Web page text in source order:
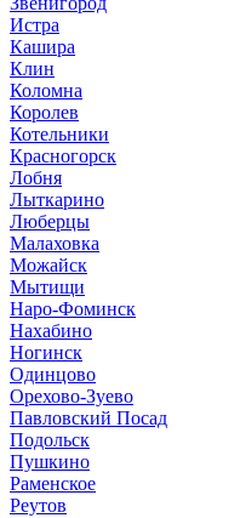
Истра
Кашира
Клин
Коломна
Королев
Котельники
Красногорск
Лобня
Лыткарино
Люберцы
Малаховка
Можайск
Мытищи
Наро-Фоминск
Нахабино
Ногинск
Одинцово
Орехово-Зуево
Павловский Посад
Подольск
Пушкино
Раменское
Реутов